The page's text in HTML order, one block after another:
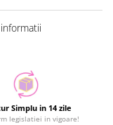
Simplu in 14 zile
legislatiei in vigoare!